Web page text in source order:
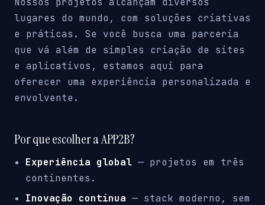
lugares do mundo, com soluções criativas
e práticas. Se você busca uma parceria
que vá além de simples criação de sites
e aplicativos, estamos aqui para
oferecer uma experiência personalizada e
envolvente.
Por que escolher a APP2B?
Experiência global — projetos em três
continentes.
Inovação contínua — stack moderno, sem